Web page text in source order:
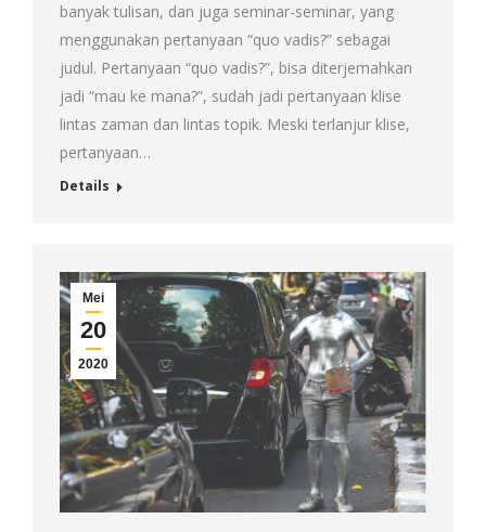
banyak tulisan, dan juga seminar-seminar, yang
menggunakan pertanyaan “quo vadis?” sebagai
judul. Pertanyaan “quo vadis?”, bisa diterjemahkan
jadi “mau ke mana?”, sudah jadi pertanyaan klise
lintas zaman dan lintas topik. Meski terlanjur klise,
pertanyaan…
Details
Mei
20
2020